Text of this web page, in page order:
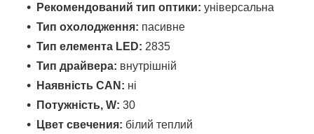
Рекомендований тип оптики: універсальна
Тип охолодження: пасивне
Тип елемента LED: 2835
Тип драйвера: внутрішній
Наявність CAN: ні
Потужність, W: 30
Цвет свечения: білий теплий